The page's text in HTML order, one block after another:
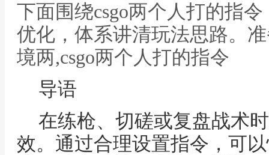
下面围绕csgo两个人打的指
优化，体系讲清玩法思路。
境两,csgo两个人打的指令
导语
在练枪、切磋或复盘战术
效。通过合理设置指令，可